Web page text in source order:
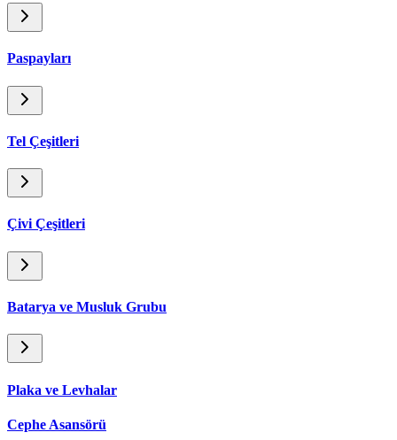
Paspayları
Tel Çeşitleri
Çivi Çeşitleri
Batarya ve Musluk Grubu
Plaka ve Levhalar
Cephe Asansörü